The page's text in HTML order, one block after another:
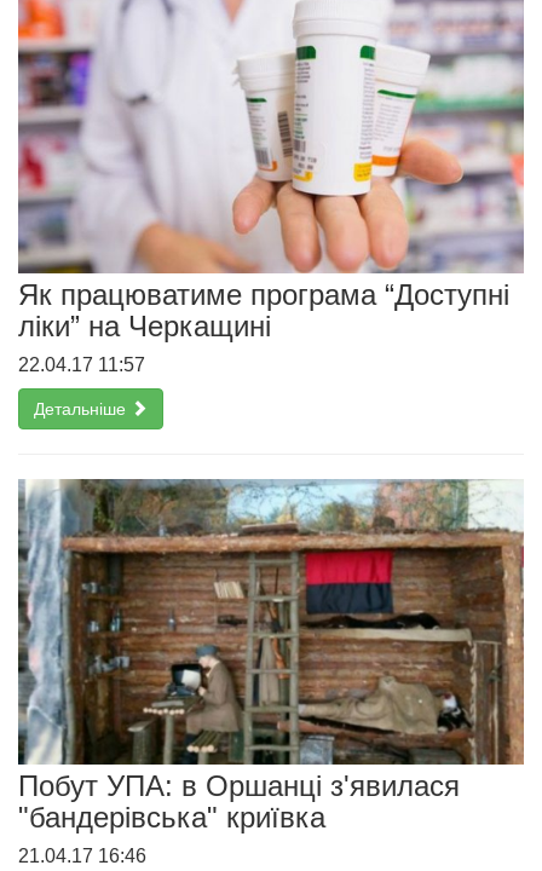
Як працюватиме програма “Доступні
ліки” на Черкащині
22.04.17 11:57
Детальніше
Побут УПА: в Оршанці з'явилася
"бандерівська" криївка
21.04.17 16:46